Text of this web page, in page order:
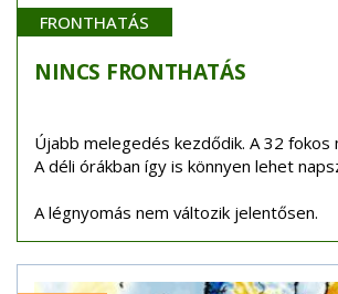
FRONTHATÁS
NINCS FRONTHATÁS
Újabb melegedés kezdődik. A 32 fokos
A déli órákban így is könnyen lehet
A légnyomás nem változik jelentősen.